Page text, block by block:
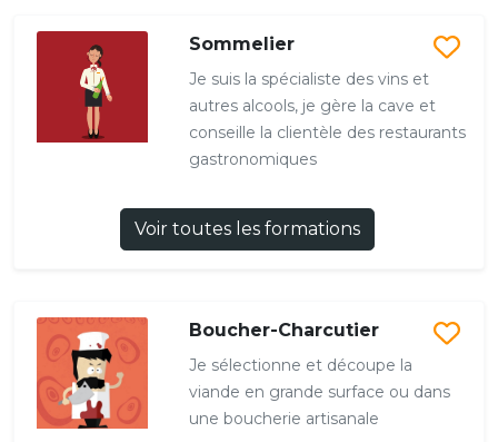
Sommelier
Je suis la spécialiste des vins et
autres alcools, je gère la cave et
conseille la clientèle des restaurants
gastronomiques
Voir toutes les formations
Boucher-Charcutier
Je sélectionne et découpe la
viande en grande surface ou dans
une boucherie artisanale